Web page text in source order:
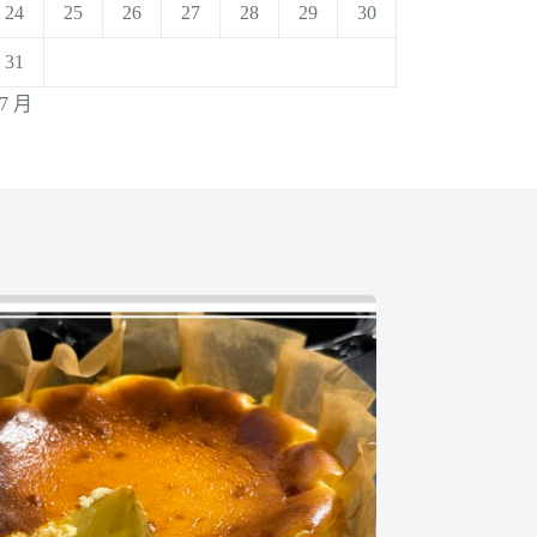
24 25 26 27 28 29 30
31
月